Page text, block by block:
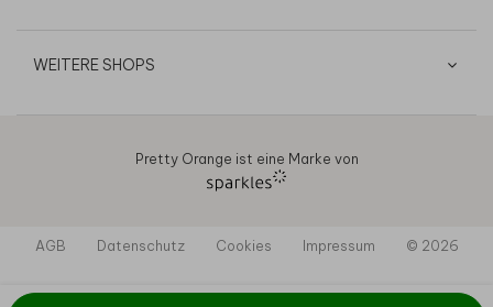
WEITERE SHOPS
Pretty Orange ist eine Marke von
AGB Datenschutz Cookies Impressum © 2026